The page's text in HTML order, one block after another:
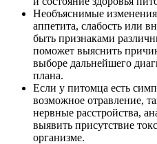
Необъяснимые
аппетита, слабость или
быть признаками
поможет выяснить
выборе дальнейшего
плана.
Если у питомца есть
возможное отравление,
нервные расстройства,
выявить присутствие
организме.